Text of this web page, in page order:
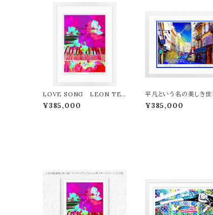
LOVE SONG LEON TER
ASHIMA版画作品77作限定
（オンライン限定特典付き作
¥385,000
平凡という名の美しき
EON TERASHIMA版
品77作限定（オンライン
¥385,000